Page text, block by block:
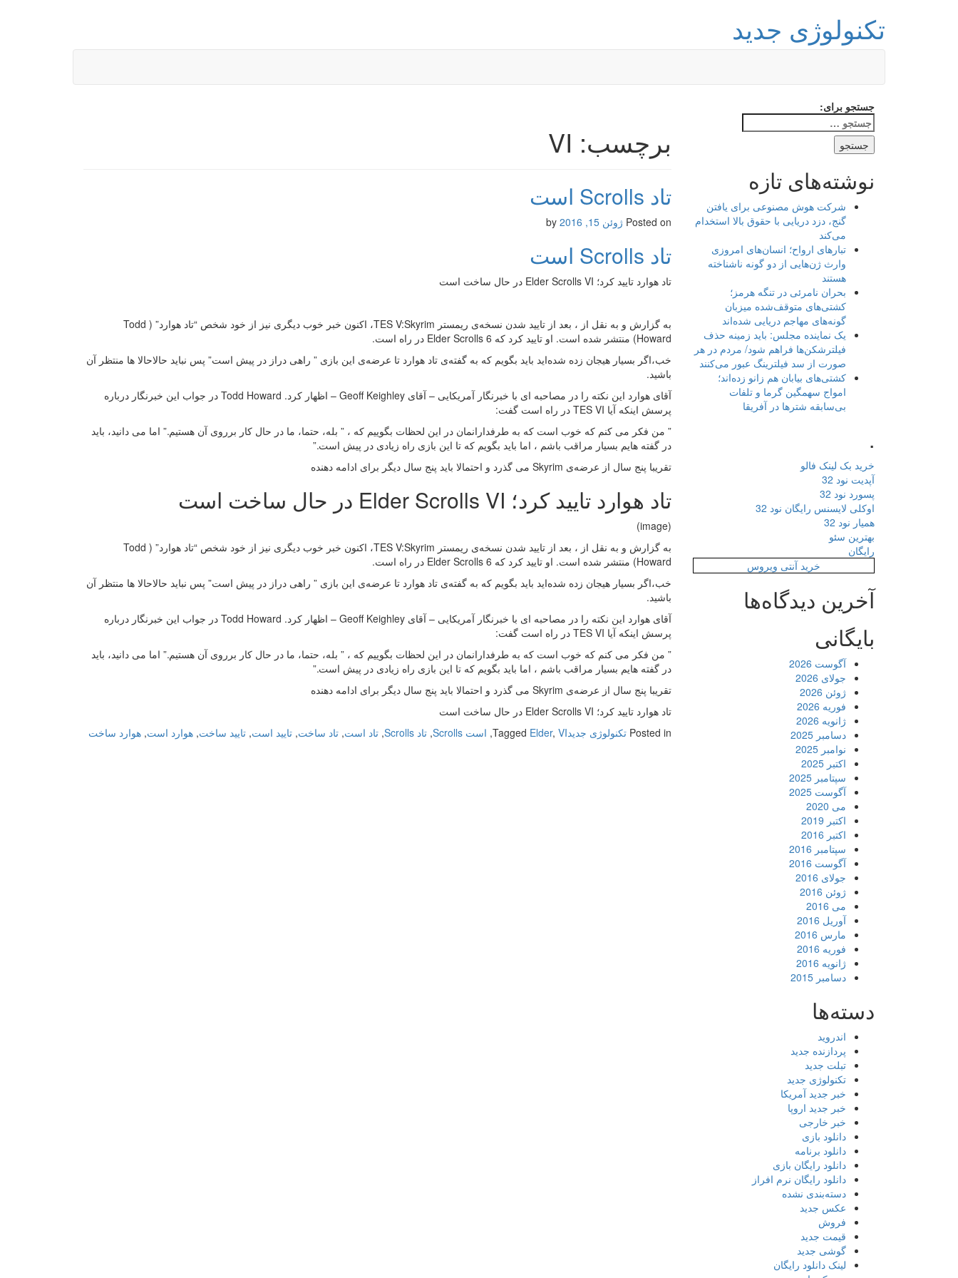
تکنولوژی جدید
برچسب: VI
تاد Scrolls است
Posted on ژوئن 15, 2016
تاد Scrolls است
تاد هوارد تایید کرد؛ Elder Scrolls VI در حال ساخت است
به گزارش و به نقل از ، بعد از تایید شدن نسخه‌ی ریمستر TES V:Skyrim، اکنون خبر خوب دیگری نیز از خود شخص “تاد هوارد” ( Todd
Howard) منتشر شده است. او تایید کرد که Elder Scrolls 6 در راه است.
خب،اگر بسیار هیجان زده شده‌اید باید بگویم که به گفته‌ی تاد هوارد تا عرضه‌ی این بازی ” راهی دراز در پیش است” پس نباید حالاحالا ها منتظر آن
باشید.
آقای هوارد این نکته را در مصاحبه ای با خبرنگار آمریکایی – آقای Geoff Keighley – اظهار کرد. Todd Howard در جواب این خبرنگار درباره
پرسش اینکه آیا TES VI در راه است گفت:
” من فکر می کنم که خوب است که به طرفدارانمان در این لحظات بگوییم که ، ” بله، حتما، ما در حال کار برروی آن هستیم.” اما می دانید، باید
در گفته هایم بسیار مراقب باشم ، اما باید بگویم که تا این بازی راه زیادی در پیش است.”
تقریبا پنج سال از عرضه‌ی Skyrim می گذرد و احتمالا باید پنج سال دیگر برای ادامه دهنده‌
تاد هوارد تایید کرد؛ Elder Scrolls VI در حال ساخت است
(image)
به گزارش و به نقل از ، بعد از تایید شدن نسخه‌ی ریمستر TES V:Skyrim، اکنون خبر خوب دیگری نیز از خود شخص “تاد هوارد” ( Todd
Howard) منتشر شده است. او تایید کرد که Elder Scrolls 6 در راه است.
خب،اگر بسیار هیجان زده شده‌اید باید بگویم که به گفته‌ی تاد هوارد تا عرضه‌ی این بازی ” راهی دراز در پیش است” پس نباید حالاحالا ها منتظر آن
باشید.
آقای هوارد این نکته را در مصاحبه ای با خبرنگار آمریکایی – آقای Geoff Keighley – اظهار کرد. Todd Howard در جواب این خبرنگار درباره
پرسش اینکه آیا TES VI در راه است گفت:
” من فکر می کنم که خوب است که به طرفدارانمان در این لحظات بگوییم که ، ” بله، حتما، ما در حال کار برروی آن هستیم.” اما می دانید، باید
در گفته هایم بسیار مراقب باشم ، اما باید بگویم که تا این بازی راه زیادی در پیش است.”
تقریبا پنج سال از عرضه‌ی Skyrim می گذرد و احتمالا باید پنج سال دیگر برای ادامه دهنده‌
تاد هوارد تایید کرد؛ Elder Scrolls VI در حال ساخت است
Posted in تکنولوژی جدید Tagged Elder, VI
, است Scrolls , تاد Scrolls , تاد است, تاد ساخت, تایید است, تایید ساخت, هوارد است, هوارد ساخت
جستجو برای:
نوشته‌های تازه
شرکت هوش مصنوعی برای یافتن
گنج، دزد دریایی با حقوق بالا استخدام
می‌کند
تبارهای ارواح؛ انسان‌های امروزی
وارث ژن‌هایی از دو گونه ناشناخته
هستند
بحران نامرئی در تنگه هرمز؛
کشتی‌های متوقف‌شده میزبان
گونه‌های مهاجم دریایی شده‌اند
یک نماینده مجلس: باید زمینه حذف
فیلترشکن‌ها فراهم شود/ مردم در هر
صورت از سد فیلترینگ عبور می‌کنند
کشتی‌های بیابان هم زانو زده‌اند؛
امواج سهمگین گرما و تلفات
بی‌سابقه شترها در آفریقا
.
خرید بک لینک فالو
آپدیت نود 32
پسورد نود 32
اوکلی لایسنس رایگان نود 32
همیار نود 32
بهترین سئو
رایگان
خرید آنتی ویروس
آخرین دیدگاه‌ها
بایگانی
آگوست 2026
جولای 2026
ژوئن 2026
فوریه 2026
ژانویه 2026
دسامبر 2025
نوامبر 2025
اکتبر 2025
سپتامبر 2025
آگوست 2025
می 2020
اکتبر 2019
اکتبر 2016
سپتامبر 2016
آگوست 2016
جولای 2016
ژوئن 2016
می 2016
آوریل 2016
مارس 2016
فوریه 2016
ژانویه 2016
دسامبر 2015
دسته‌ها
اندروید
پردازنده جدید
تبلت جدید
تکنولوژی جدید
خبر جدید آمریکا
خبر جدید اروپا
خبر خارجی
دانلود بازی
دانلود برنامه
دانلود رایگان بازی
دانلود رایگان نرم افراز
دسته‌بندی نشده
عکس جدید
فروش
قیمت جدید
گوشی جدید
لینک دانلود رایگان